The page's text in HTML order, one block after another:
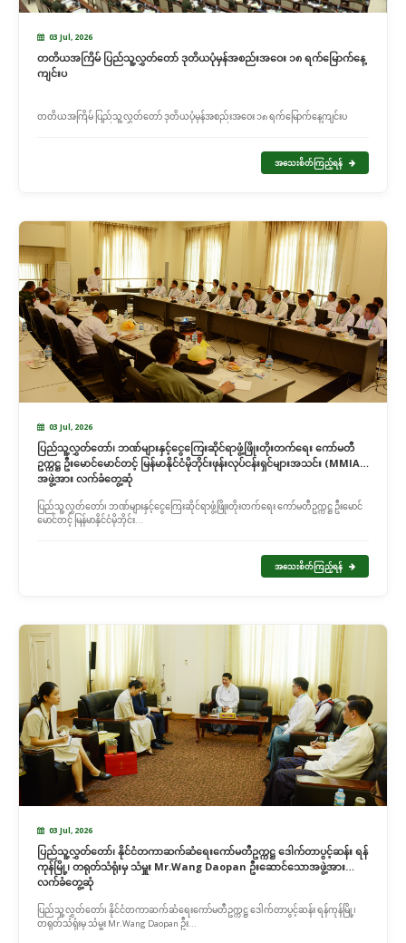
03 Jul, 2026
တတိယအကြိမ် ပြည်သူ့လွှတ်တော် ဒုတိယပုံမှန်အစည်းအဝေး ၁၈ ရက်မြောက်နေ့
ကျင်းပ
တတိယအကြိမ် ပြည်သူ့လွှတ်တော် ဒုတိယပုံမှန်အစည်းအဝေး ၁၈ ရက်မြောက်နေ့ကျင်းပ
အသေးစိတ်ကြည့်ရန်
03 Jul, 2026
ပြည်သူ့လွှတ်တော်၊ ဘဏ်များနှင့်ငွေကြေးဆိုင်ရာဖွံ့ဖြိုးတိုးတက်ရေး ကော်မတီ
ဥက္ကဋ္ဌ ဦးမောင်မောင်တင့် မြန်မာနိုင်ငံမိုဘိုင်းဖုန်းလုပ်ငန်းရှင်များအသင်း (MMIA)
အဖွဲ့အား လက်ခံတွေ့ဆုံ
ပြည်သူ့လွှတ်တော်၊ ဘဏ်များနှင့်ငွေကြေးဆိုင်ရာဖွံ့ဖြိုးတိုးတက်ရေး ကော်မတီဥက္ကဋ္ဌ ဦးမောင်
မောင်တင့် မြန်မာနိုင်ငံမိုဘိုင်း...
အသေးစိတ်ကြည့်ရန်
03 Jul, 2026
ပြည်သူ့လွှတ်တော်၊ နိုင်ငံတကာဆက်ဆံရေးကော်မတီဥက္ကဋ္ဌ ဒေါက်တာပွင့်ဆန်း ရန်
ကုန်မြို့၊ တရုတ်သံရုံးမှ သံမှူး Mr.Wang Daopan ဦးဆောင်သောအဖွဲ့အား
လက်ခံတွေ့ဆုံ
ပြည်သူ့လွှတ်တော်၊ နိုင်ငံတကာဆက်ဆံရေးကော်မတီဥက္ကဋ္ဌ ဒေါက်တာပွင့်ဆန်း ရန်ကုန်မြို့၊
တရုတ်သံရုံးမှ သံမှူး Mr.Wang Daopan ဦး...